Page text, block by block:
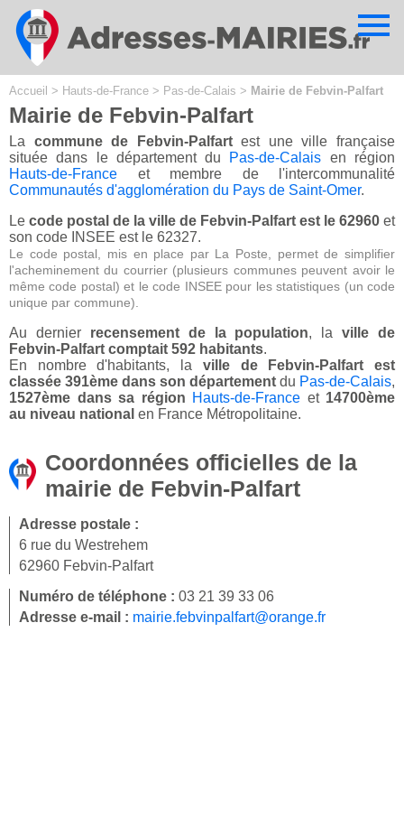
Accueil > Hauts-de-France > Pas-de-Calais > Mairie de Febvin-Palfart
Mairie de Febvin-Palfart
La commune de Febvin-Palfartest une ville française
située dans le département du Pas-de-Calais en région
Hauts-de-France et membre de l'intercommunalité
Communautés d'agglomération du Pays de Saint-Omer.
Le code postal de la ville de Febvin-Palfart est le 62960 et
son code INSEE est le 62327.
Le code postal, mis en place par La Poste, permet de simplifier
l'acheminement du courrier (plusieurs communes peuvent avoir le
même code postal) et le code INSEE pour les statistiques (un code
unique par commune).
Au dernier recensement de la population, laville de
Febvin-Palfart comptait 592 habitants.
En nombre d'habitants, la ville de Febvin-Palfart est
classée 391ème dans son département du Pas-de-Calais,
1527ème dans sa région Hauts-de-France et 14700ème
au niveau national en France Métropolitaine.
Coordonnées officielles de la
mairie de Febvin-Palfart
Adresse postale :
6 rue du Westrehem
62960 Febvin-Palfart
Numéro de téléphone : 03 21 39 33 06
Adresse e-mail : mairie.febvinpalfart@orange.fr
Cookies management panel